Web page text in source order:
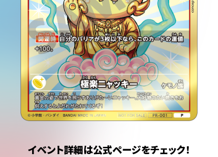
イベント詳細は公式ページをチェック！